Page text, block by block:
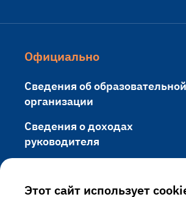
Официально
Сведения об образовательной
организации
Сведения о доходах
руководителя
Этот сайт использует